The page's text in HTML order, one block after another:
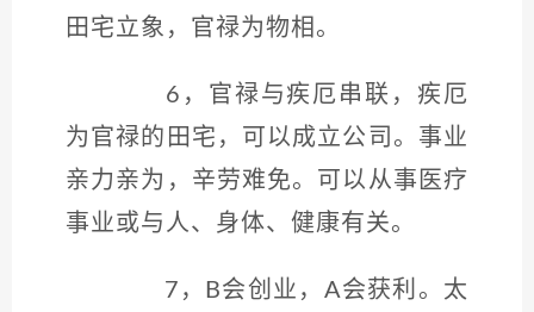
田宅立象，官禄为物相。
6，官禄与疾厄串联，疾厄
为官禄的田宅，可以成立公司。事业
亲力亲为，辛劳难免。可以从事医疗
事业或与人、身体、健康有关。
7，B会创业，A会获利。太